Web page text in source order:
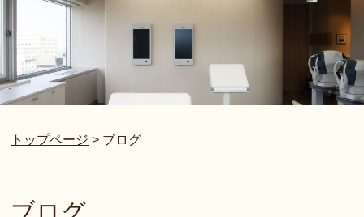
トップページ > ブログ